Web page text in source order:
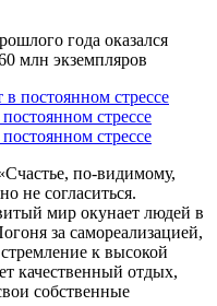
года оказался
млн экземпляров
стрессе
стрессе
по-видимому,
не согласиться.
мир окунает людей в
за самореализацией,
к высокой
качественный отдых,
собственные